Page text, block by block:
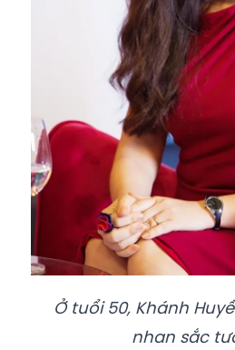
Ở tuổi 50, Khánh
nhan sắc